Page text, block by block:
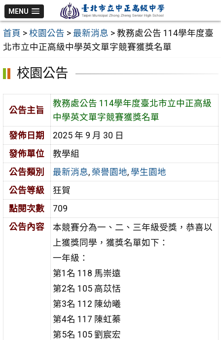
跳
至
主
要
MENU
首頁 > 校園公告 > 最新消息 > 教務處公告 114學年度臺
北市立中正高級中學英文單字競賽獲獎名單
校園公告
公告主旨
教務處公告 114學年度臺北市立中正高級
中學英文單字競賽獲獎名單
發佈日期
2025 年 9 月 30 日
發佈單位
教學組
公告類別
最新消息, 榮譽園地, 學生園地
公告等級
狂賀
點閱次數
709
公告內容
本競賽分為一、二、三年級受獎，恭喜以
上獲獎同學，獲獎名單如下：
一年級：
第1名 118 馬崇遠
第2名 105 高苡恬
第3名 112 陳幼曦
第4名 117 陳虹蓁
第5名 105 劉宸宏